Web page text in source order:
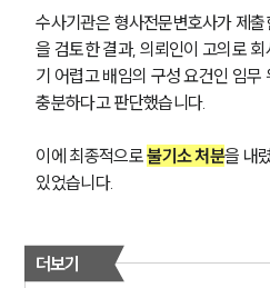
형사그
전체
수사기관은 형사전문변호사가 제
을 검토한 결과, 의뢰인이 고의로
기 어렵고 배임의 구성 요건인 임무
충분하다고 판단했습니다.
이에 최종적으로 불기소 처분을 내
있었습니다.
더보기